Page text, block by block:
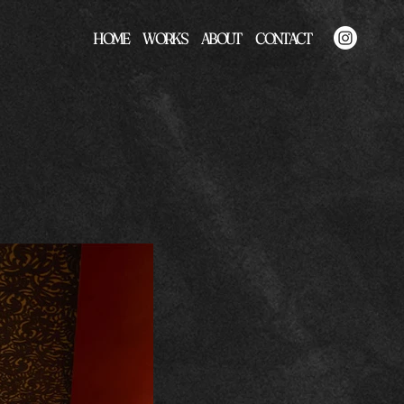
HOME WORKS ABOUT CONTACT